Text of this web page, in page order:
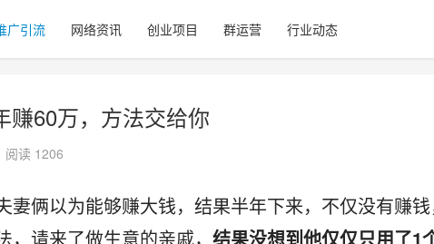
广引流 网络资讯 创业项目 群运营 行业动态
赚60万，方法交给你
阅读 1206
俩以为能够赚大钱，结果半年下来，不仅没有赚钱
请来了做生意的亲戚， 结果没想到他仅仅只用了1